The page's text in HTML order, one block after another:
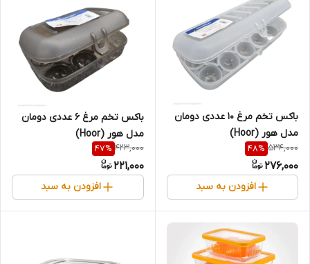
باکس تخم مرغ ۱۰ عددی دومان
مدل هور (Hoor)
534,000
48%
276,000
افزودن به سبد
باکس تخم مرغ ۶ عددی دومان
مدل هور (Hoor)
423,000
47%
221,000
افزودن به سبد